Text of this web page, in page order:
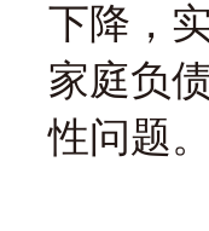
下降，
家庭负
性问题。